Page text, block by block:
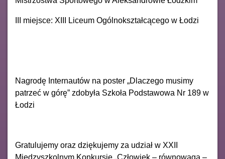
III miejsce: XIII Liceum Ogólnokształcącego w Łodzi
Nagrodę Internautów na poster „Dlaczego musimy
patrzeć w górę” zdobyła Szkoła Podstawowa Nr 189 w
Łodzi
Gratulujemy oraz dziękujemy za udział w XXII
Międzyszkolnym Konkursie „Człowiek – równowaga –